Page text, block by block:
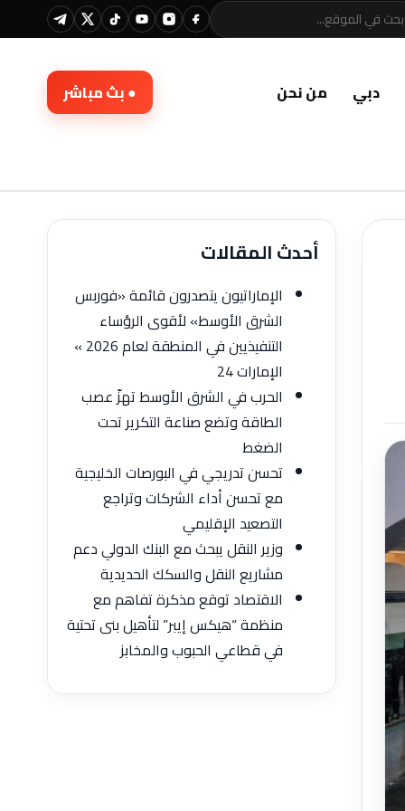
دبي من نحن ● بث مباشر
أحدث المقالات
الإماراتيون يتصدرون قائمة «فوربس
الشرق الأوسط» لأقوى الرؤساء
التنفيذيين في المنطقة لعام 2026 »
الإمارات 24
الحرب في الشرق الأوسط تهزّ عصب
الطاقة وتضع صناعة التكرير تحت
الضغط
تحسن تدريجي في البورصات الخليجية
مع تحسن أداء الشركات وتراجع
التصعيد الإقليمي
وزير النقل يبحث مع البنك الدولي دعم
مشاريع النقل والسكك الحديدية
الاقتصاد توقع مذكرة تفاهم ‏مع
منظمة “هيكس إيبر” لتأهيل بنى تحتية
في قطاعي الحبوب والمخابز